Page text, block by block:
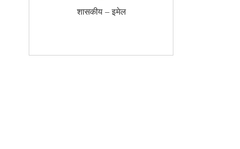
शासकीय – इमेल